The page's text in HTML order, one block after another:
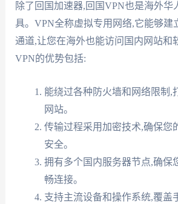
除了回国加速器,回国VPN也是海外华
具。VPN全称虚拟专用网络,它能够建
通道,让您在海外也能访问国内网站和
VPN的优势包括:
能绕过各种防火墙和网络限制,
网站。
传输过程采用加密技术,确保您
安全。
拥有多个国内服务器节点,确保
畅连接。
支持主流设备和操作系统,覆盖